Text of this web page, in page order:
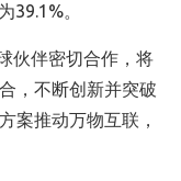
39.1%。
伙伴密切合作，将
，不断创新并突破
案推动万物互联，